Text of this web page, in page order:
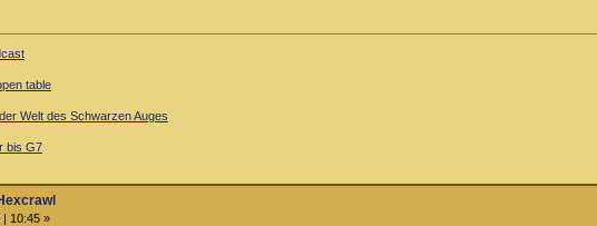
table
Welt des Schwarzen Auges
bis G7
| 10:45 »